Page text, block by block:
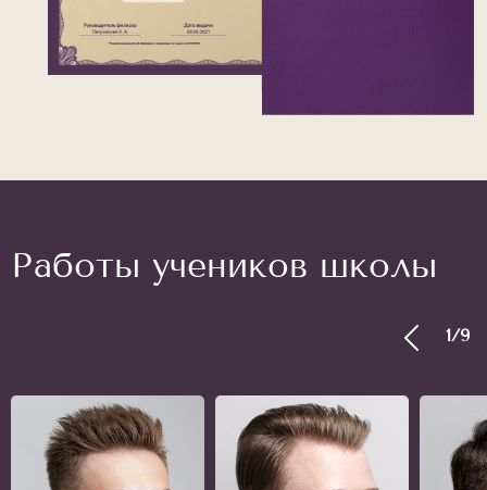
Работы учеников школы
1/9